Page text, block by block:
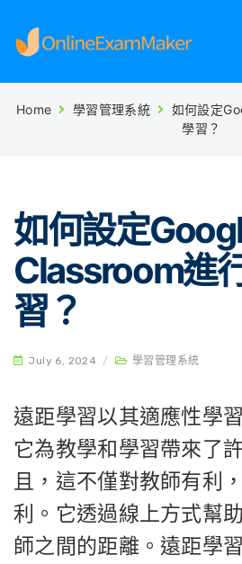
Home 學習管理系統
如何設定
學習？
如何設定
Classroom進
習？
July 6, 2024 / 學習管理系統
遠距學習以其適應性學
它為教學和學習帶來了
且，這不僅對教師有利
利。它透過線上方式幫
師之間的距離。遠距學